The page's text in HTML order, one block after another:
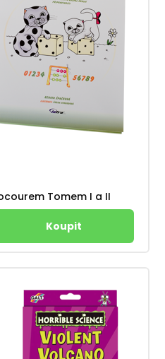
Tomem I a II